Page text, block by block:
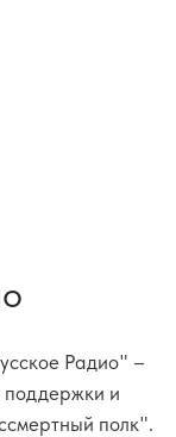
Радио" –
поддержки и
полк".